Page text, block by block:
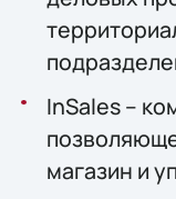
InSales –
магазин и